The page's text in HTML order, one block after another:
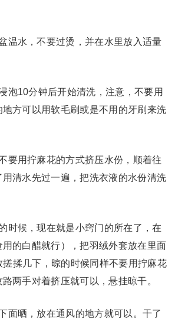
温水，不要过烫，并在水里放入适量
泡10分钟后开始清洗，注意，不要用
方可以用软毛刷或是不用的牙刷来洗
要用拧麻花的方式挤压水份，顺着往
清水先过一遍，把洗衣液的水份清洗
时候，现在就是小窍门的所在了，在
的白醋就行），把羽绒外套放在里面
揉几下，晾的时候同样不要用拧麻花
两手对着挤压就可以，悬挂晾干。
面晒，放在通风的地方就可以。干了